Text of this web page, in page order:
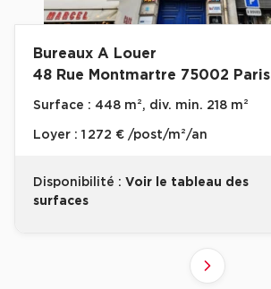
Bureaux A Louer
48 Rue Montmartre 75002 Paris
Surface : 448 m², div. min. 218 m²
Loyer : 1 272 € /post/m²/an
Disponibilité : Voir le tableau des
surfaces
Suivant